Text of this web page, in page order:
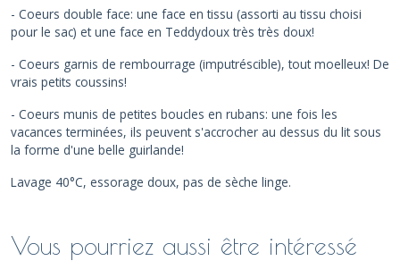
- Coeurs double face: une face en tissu (assorti au tissu choisi
pour le sac) et une face en Teddydoux très très doux!
- Coeurs garnis de rembourrage (imputréscible), tout moelleux! De
vrais petits coussins!
- Coeurs munis de petites boucles en rubans: une fois les
vacances terminées, ils peuvent s'accrocher au dessus du lit sous
la forme d'une belle guirlande!
Lavage 40°C, essorage doux, pas de sèche linge.
Vous pourriez aussi être intéressé